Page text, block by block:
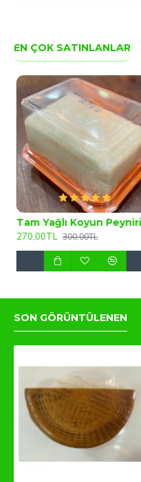
EN ÇOK SATINLANLAR
270,00TL
300,00TL
SON GÖRÜNTÜLENEN